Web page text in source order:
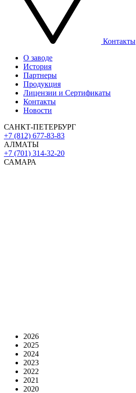
Контакты
О заводе
История
Партнеры
Продукция
Лицензии и Сертификаты
Контакты
Новости
САНКТ-ПЕТЕРБУРГ
+7 (812) 677-83-83
АЛМАТЫ
+7 (701) 314-32-20
САМАРА
2026
2025
2024
2023
2022
2021
2020